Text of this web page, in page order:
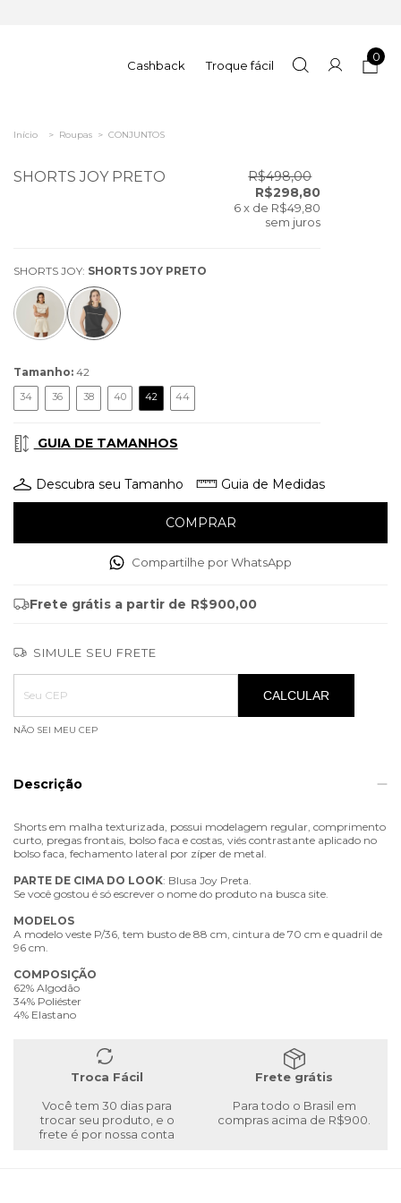
Cashback Troque fácil
0
Início > Roupas > CONJUNTOS
SHORTS JOY PRETO
R$498,00
R$298,80
6 x de R$49,80
sem juros
SHORTS JOY: SHORTS JOY PRETO
Tamanho: 42
34 36 38 40 42 44
GUIA DE TAMANHOS
Descubra seu Tamanho Guia de Medidas
Compartilhe por WhatsApp
Frete grátis a partir de R$900,00
SIMULE SEU FRETE
Entregas para o CEP:
ALTERAR CEP
CALCULAR
NÃO SEI MEU CEP
Descrição
Shorts em malha texturizada, possui modelagem regular, comprimento
curto, pregas frontais, bolso faca e costas, viés contrastante aplicado no
bolso faca, fechamento lateral por zíper de metal.
PARTE DE CIMA DO LOOK: Blusa Joy Preta.
Se você gostou é só escrever o nome do produto na busca site.
MODELOS
A modelo veste P/36, tem busto de 88 cm, cintura de 70 cm e quadril de
96 cm.
COMPOSIÇÃO
62% Algodão
34% Poliéster
4% Elastano
Troca Fácil
Você tem 30 dias para
trocar seu produto, e o
frete é por nossa conta
Frete grátis
Para todo o Brasil em
compras acima de R$900.